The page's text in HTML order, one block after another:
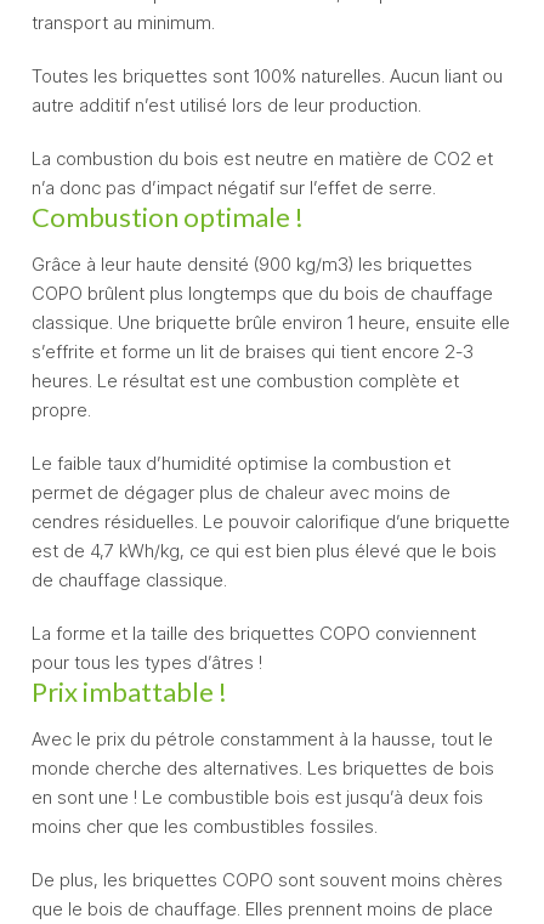
transport au minimum.
Toutes les briquettes sont 100% naturelles. Aucun liant ou
autre additif n’est utilisé lors de leur production.
La combustion du bois est neutre en matière de CO2 et
n’a donc pas d’impact négatif sur l’effet de serre.
Combustion optimale !
Grâce à leur haute densité (900 kg/m3) les briquettes
COPO brûlent plus longtemps que du bois de chauffage
classique. Une briquette brûle environ 1 heure, ensuite elle
s’effrite et forme un lit de braises qui tient encore 2-3
heures. Le résultat est une combustion complète et
propre.
Le faible taux d’humidité optimise la combustion et
permet de dégager plus de chaleur avec moins de
cendres résiduelles. Le pouvoir calorifique d’une briquette
est de 4,7 kWh/kg, ce qui est bien plus élevé que le bois
de chauffage classique.
La forme et la taille des briquettes COPO conviennent
pour tous les types d’âtres !
Prix imbattable !
Avec le prix du pétrole constamment à la hausse, tout le
monde cherche des alternatives. Les briquettes de bois
en sont une ! Le combustible bois est jusqu’à deux fois
moins cher que les combustibles fossiles.
De plus, les briquettes COPO sont souvent moins chères
que le bois de chauffage. Elles prennent moins de place